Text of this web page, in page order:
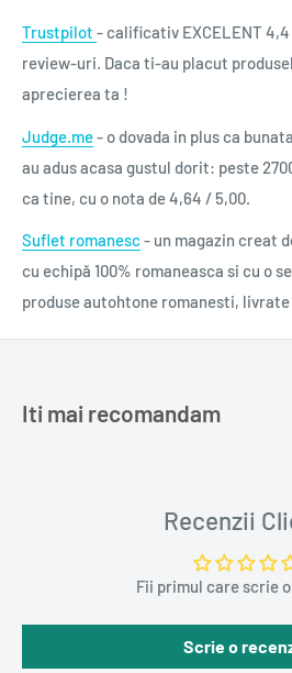
Trustpilot - calificativ EXCELENT
review-uri. Daca ti-au placut
aprecierea ta !
Judge.me- o dovada in plus ca
au adus acasa gustul dorit: peste
ca tine, cu o nota de 4,64 / 5,00.
Suflet romanesc- un magazin creat
cu echipă 100% romaneasca si cu o
produse autohtone romanesti,
Iti mai recomandam
Recenzii
Fii primul care scrie
Scrie o